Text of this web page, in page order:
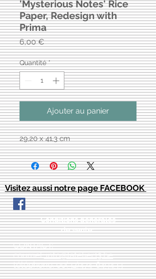
'Mysterious Notes' Rice
Paper, Redesign with
Prima
6,00 €Prix
Quantité *
Ajouter au panier
29,20 x 41,3 cm
Visitez aussi notre page FACEBOOK
Conditions générales
de vente::
CONTACT:
courriel:info@latelier13.be
téléphone:00(32)474-649433